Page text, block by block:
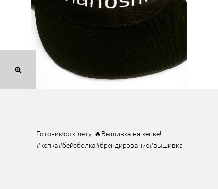
Готовимся к лету! 🔥Вышивка на кепке!!